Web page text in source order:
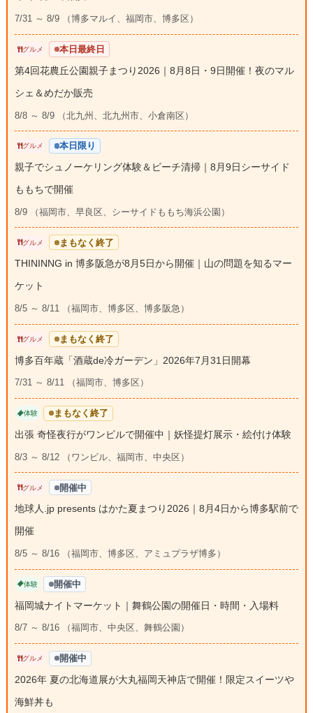
7/31 ～ 8/9 （博多マルイ、福岡市、博多区）
グルメ 本日最終日
第4回花農丘公園親子まつり2026｜8月8日・9日開催！夜のマル
シェ＆めだか販売
8/8 ～ 8/9 （北九州、北九州市、小倉南区）
グルメ 本日限り
親子でシュノーケリング体験＆ビーチ清掃｜8月9日シーサイド
ももちで開催
8/9 （福岡市、早良区、シーサイドももち海浜公園）
グルメ まもなく終了
THININNG in 博多阪急が8月5日から開催｜山の問題を知るマー
ケット
8/5 ～ 8/11 （福岡市、博多区、博多阪急）
グルメ まもなく終了
博多百年蔵「酒蔵de冷ガーデン」2026年7月31日開幕
7/31 ～ 8/11 （福岡市、博多区）
体験 まもなく終了
出張 奇怪夜行がワンビルで開催中｜妖怪提灯展示・絵付け体験
8/3 ～ 8/12 （ワンビル、福岡市、中央区）
グルメ 開催中
地球人.jp presents はかた夏まつり2026｜8月4日から博多駅前で
開催
8/5 ～ 8/16 （福岡市、博多区、アミュプラザ博多）
体験 開催中
福岡城ナイトマーケット｜舞鶴公園の開催日・時間・入場料
8/7 ～ 8/16 （福岡市、中央区、舞鶴公園）
グルメ 開催中
2026年 夏の北海道展が大丸福岡天神店で開催！限定スイーツや
海鮮丼も